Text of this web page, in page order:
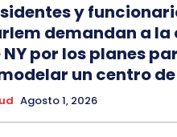
y
demandan a la
NY por los planes
un centro
Agosto 1, 2026